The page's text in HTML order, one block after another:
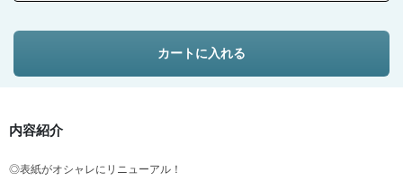
カートに入れる
内容紹介
◎表紙がオシャレにリニューアル！